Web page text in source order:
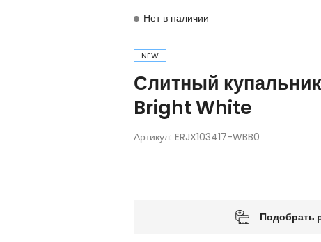
Нет в наличии
NEW
Слитный
Bright White
Артикул: ERJX103417-WBB0
Подобрать